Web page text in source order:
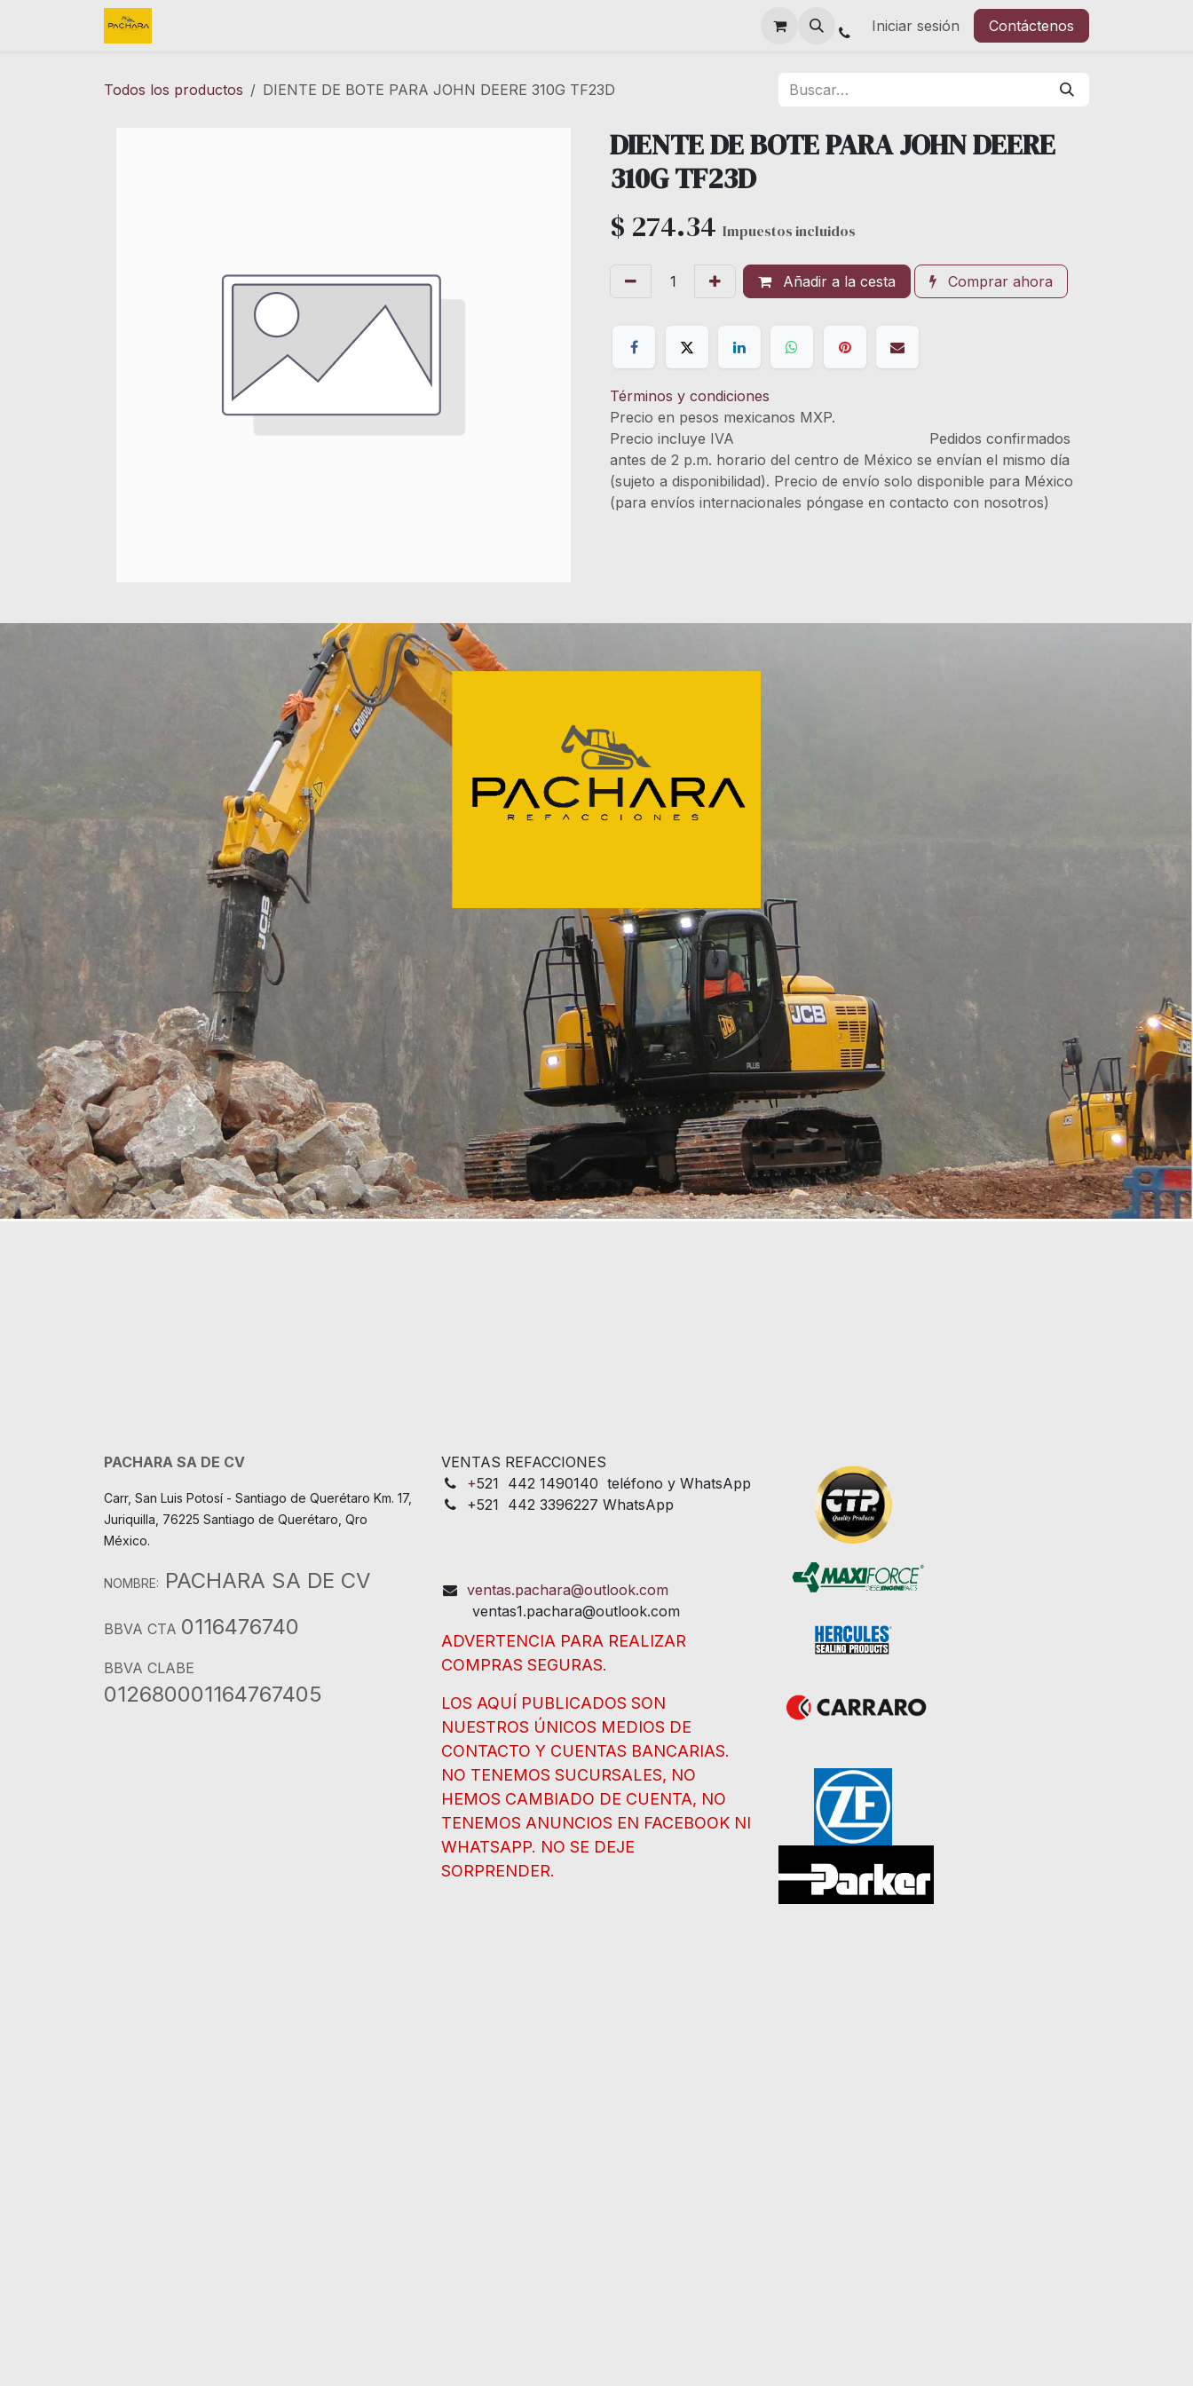
Iniciar sesión Contáctenos
Todos los productos DIENTE DE BOTE PARA JOHN DEERE 310G TF23D
DIENTE DE BOTE PARA JOHN DEERE
310G TF23D
$ 274.34 Impuestos incluidos
Añadir a la cesta Comprar ahora
Términos y condiciones
Precio en pesos mexicanos MXP.
Precio incluye IVA Pedidos confirmados
antes de 2 p.m. horario del centro de México se envían el mismo día
(sujeto a disponibilidad). Precio de envío solo disponible para México
(para envíos internacionales póngase en contacto con nosotros)
PACHARA SA DE CV
Carr, San Luis Potosí - Santiago de Querétaro Km. 17,
Juriquilla, 76225 Santiago de Querétaro, Qro
México.
NOMBRE: PACHARA SA DE CV
BBVA CTA 0116476740
BBVA CLABE
012680001164767405
VENTAS REFACCIONES
+521 442 1490140 teléfono y WhatsApp
+521 442 3396227 WhatsApp
ventas.pachara@outlook.com
ventas1.pachara@outlook.com
ADVERTENCIA PARA REALIZAR
COMPRAS SEGURAS.
LOS AQUÍ PUBLICADOS SON
NUESTROS ÚNICOS MEDIOS DE
CONTACTO Y CUENTAS BANCARIAS.
NO TENEMOS SUCURSALES, NO
HEMOS CAMBIADO DE CUENTA, NO
TENEMOS ANUNCIOS EN FACEBOOK NI
WHATSAPP. NO SE DEJE
SORPRENDER.